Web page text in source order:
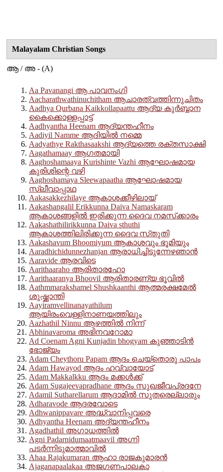
Malayalam Christian Songs
ആ / അ - (A)
Aa Pavanangi ആ പാവനംഗി
Aacharathwathinuchitham ആചാരത്വത്തിന്നുചിതം
Aadhya Qurbana Kaikkollapaattu ആദ്യ കുർബ്ബാന
കൈക്കൊള്ളപ്പാട്ട്
Aadhyantha Heenam ആദ്യന്തഹീനം
Aadiyil Namme ആദിയിൽ നമ്മെ
Aadyathye Rakthasaakshi ആദ്യത്തെ രക്തസാക്ഷി
Aagathamaay ആഗതമായി
Aaghoshamaaya Kurishinte Vazhi ആഘോഷമായ
കുരിശിന്റെ വഴി
Aaghoshamaya Sleewapaatha ആഘോഷമായ
സ്ലീവാപ്പാഥ
Aakasakkezhilaye ആകാശക്കീഴിലായ്
Aakashangalil Erikkunna Daiva Namaskaram
ആകാശങ്ങളിൽ ഇരിക്കുന്ന ദൈവ നമസ്‌ക്കാരം
Aakashathilirikkunna Daiva sthuthi
ആകാശത്തിലിരിക്കുന്ന ദൈവ സ്‌തുതി
Aakashavum Bhoomiyum ആകാശവും ഭൂമിയും
Aaradhichidunnezhanjan ആരാധിച്ചിടുന്നേഴഞാൻ
Aaravide ആരവിടെ
Aarithaaraho ആരിതാരഹോ
Aarithaaranya Bhoovil ആരിതാരണ്യ ഭൂവിൽ
Aathmmarakshamel Shushkaanthi ആത്മരക്ഷമേൽ
ശുഷ്ക്കാന്തി
Aayiramvellinanayathilum
ആയിരംവെള്ളിനാണയത്തിലും
Aazhathil Ninnu ആഴത്തിൽ നിന്ന്
Abhinavaroma അഭിനവറോമാ
Ad Coenam Agni Kunjadin bhogyam കുഞ്ഞാടിൻ
ഭോജ്യം
Adam Cheythoru Papam ആദം ചെയ്തൊരു പാപം
Adam Hawayod ആദം ഹവ്വായോട്
Adam Makkalkku ആദം മക്കൾക്ക്
Adam Sugajeevapradhane ആദം സുഖജീവപ്രദനേ
Adamil Sutharellarum ആദാമിൽ സുതരെല്ലാരും
Adharavode ആദരവോടെ
Adhwanippavare അദ്ധ്വാനിപ്പവരെ
Adhyantha Heenam അദ്യന്തഹീനം
Agadhathil അഗാധത്തിൽ
Agni Padarnidumaatmaavil അഗ്നി
പടർന്നിടുമാത്മാവിൽ
Ahaa Rajakumaran ആഹാ രാജകുമാരൻ
Ajaganapaalakaa അജഗണപാലകാ